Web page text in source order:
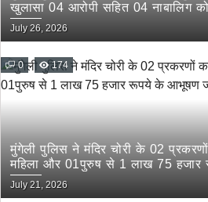
खुलासा 04 आरोपी सहित 04 नाबालिग
किया गिरफ्तार
July 26, 2026
0 174
मुंगेली पुलिस ने मंदिर चोरी के 02
महिला और 01पुरुष से 1 लाख 75
भेजा जेल
July 21, 2026